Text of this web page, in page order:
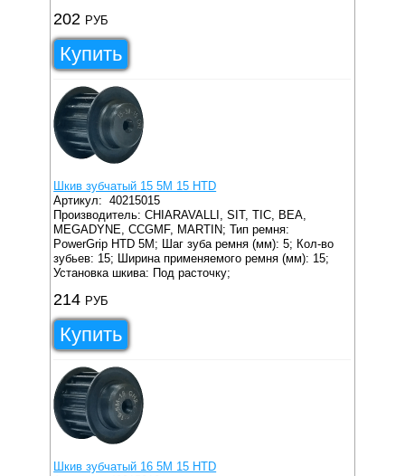
202 РУБ
Купить
Шкив зубчатый 15 5M 15 HTD
Артикул:40215015
Производитель: CHIARAVALLI, SIT, TIC, BEA,
MEGADYNE, CCGMF, MARTIN; Тип ремня:
PowerGrip HTD 5M; Шаг зуба ремня (мм): 5; Кол-во
зубьев: 15; Ширина применяемого ремня (мм): 15;
Установка шкива: Под расточку;
214 РУБ
Купить
Шкив зубчатый 16 5M 15 HTD